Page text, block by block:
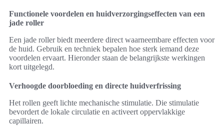
Functionele voordelen en huidverzorgingseffecten van een
jade roller
Een jade roller biedt meerdere direct waarneembare effecten voor
de huid. Gebruik en techniek bepalen hoe sterk iemand deze
voordelen ervaart. Hieronder staan de belangrijkste werkingen
kort uitgelegd.
Verhoogde doorbloeding en directe huidverfrissing
Het rollen geeft lichte mechanische stimulatie. Die stimulatie
bevordert de lokale circulatie en activeert oppervlakkige
capillairen.